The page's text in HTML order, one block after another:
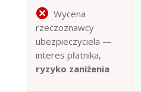
Wycena
rzeczoznawcy
ubezpieczyciela —
interes płatnika,
ryzyko zaniżenia